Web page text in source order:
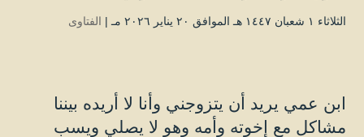
الثلاثاء ۱ شعبان ۱٤٤۷ هـ الموافق ۲۰ يناير ۲۰۲٦ مـ | الفتاوى
ابن عمي يريد أن يتزوجني وأنا لا أريده بيننا
مشاكل مع إخوته وأمه وهو لا يصلي ويسب